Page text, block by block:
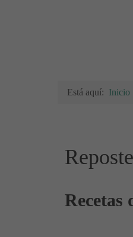
Está aquí: Inicio
Recetas